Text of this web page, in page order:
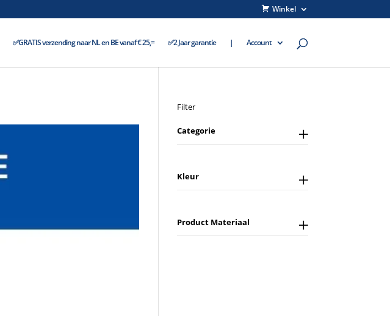
Winkel
✅GRATIS verzending naar NL en BE vanaf € 25,= ✅2 Jaar garantie | Account
Filter
Categorie
Kleur
Product Materiaal